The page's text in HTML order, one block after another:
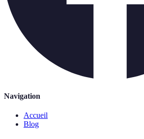
Navigation
Accueil
Blog